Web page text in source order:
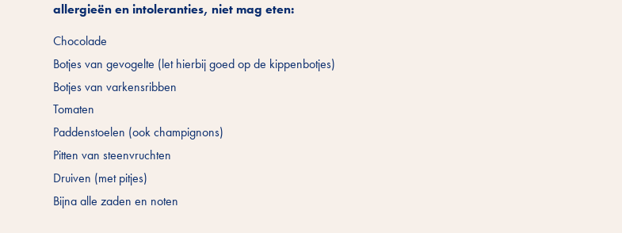
allergieën en intoleranties, niet mag eten:
Chocolade
Botjes van gevogelte (let hierbij goed op de kippenbotjes)
Botjes van varkensribben
Tomaten
Paddenstoelen (ook champignons)
Pitten van steenvruchten
Druiven (met pitjes)
Bijna alle zaden en noten